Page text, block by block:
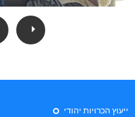
ייעוץ הכרויות יהודי